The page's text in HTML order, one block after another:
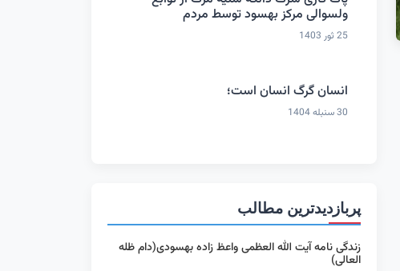
ولسوالی مرکز بهسود توسط مردم
25 ثور 1403
انسان گرگ انسان است؛
30 سنبله 1404
پربازدیدترین مطالب
زندگی نامه آیت الله العظمی واعظ زاده بهسودی(دام ظله
العالی)